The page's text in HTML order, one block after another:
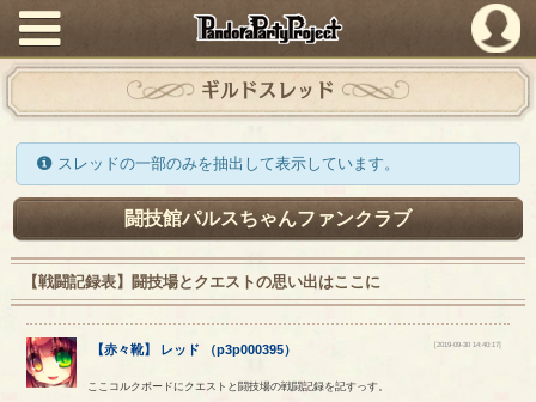
PandoraPartyProject
ギルドスレッド
スレッドの一部のみを抽出して表示しています。
闘技館パルスちゃんファンクラブ
【戦闘記録表】闘技場とクエストの思い出はここに
【赤々靴】 レッド （p3p000395） [2019-09-30 14:40:17]
ここコルクボードにクエストと闘技場の戦闘記録を記すっす。